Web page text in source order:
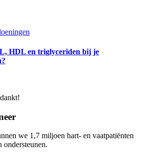
HDL en triglyceriden bij je
we 1,7 miljoen hart- en vaatpatiënten